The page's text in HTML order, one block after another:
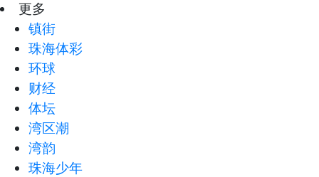
更多
镇街
珠海体彩
环球
财经
体坛
湾区潮
湾韵
珠海少年